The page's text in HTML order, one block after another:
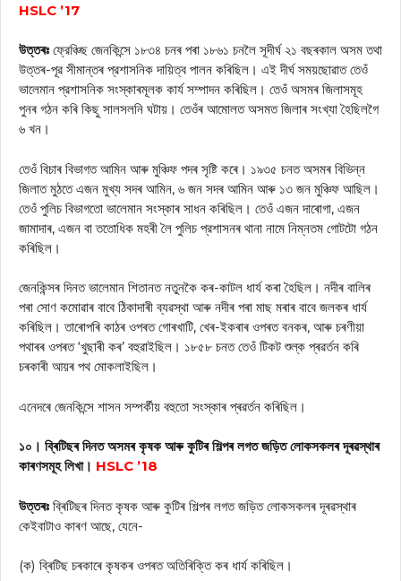
HSLC ’17
উত্তৰঃ ফ্রেঞ্চিছ জেনকিন্সে ১৮৩৪ চনৰ পৰা ১৮৬১ চনলৈ সূদীর্ঘ ২১ বছৰকাল অসম তথা
উত্তৰ-পূৱ সীমান্তৰ প্রশাসনিক দায়িত্ব পালন কৰিছিল। এই দীর্ঘ সময়ছোৱাত তেওঁ
ভালেমান প্রশাসনিক সংস্কাৰমূলক কার্য সম্পাদন কৰিছিল। তেওঁ অসমৰ জিলাসমূহ
পুনৰ গঠন কৰি কিছু সালসলনি ঘটায়। তেওঁৰ আমোলত অসমত জিলাৰ সংখ্যা হৈছিলগৈ
৬ খন।
তেওঁ বিচাৰ বিভাগত আমিন আৰু মুঞ্চিফ পদৰ সৃষ্টি কৰে। ১৯৩৫ চনত অসমৰ বিভিন্ন
জিলাত মুঠতে এজন মুখ্য সদৰ আমিন, ৬ জন সদৰ আমিন আৰু ১৩ জন মুঞ্চিফ আছিল।
তেওঁ পুলিচ বিভাগতো ভালেমান সংস্কাৰ সাধন কৰিছিল। তেওঁ এজন দাৰোগা, এজন
জামাদাৰ, এজন বা ততোধিক মহৰী লৈ পুলিচ প্রশাসনৰ থানা নামে নিম্নতম গোটটো গঠন
কৰিছিল।
জেনকিন্সৰ দিনত ভালেমান শিতানত নতুনকৈ কৰ-কাটল ধাৰ্য কৰা হৈছিল। নদীৰ বালিৰ
পৰা সোণ কমোৱাৰ বাবে ঠিকাদাৰী ব্যৱস্থা আৰু নদীৰ পৰা মাছ মৰাৰ বাবে জলকৰ ধাৰ্য
কৰিছিল। তাৰোপৰি কাঠৰ ওপৰত গোৰখাটি, খেৰ-ইকৰাৰ ওপৰত বনকৰ, আৰু চৰণীয়া
পথাৰৰ ওপৰত ‘খুছাৰী কৰ’ বহুৱাইছিল। ১৮৫৮ চনত তেওঁ টিকট শুল্ক প্ৰৱৰ্তন কৰি
চৰকাৰী আয়ৰ পথ মোকলাইছিল।
এনেদৰে জেনকিন্সে শাসন সম্পর্কীয় বহুতো সংস্কাৰ প্ৰৱৰ্তন কৰিছিল।
১০। ব্ৰিটিছৰ দিনত অসমৰ কৃষক আৰু কুটিৰ শিল্পৰ লগত জড়িত লোকসকলৰ দূৰৱস্থাৰ
কাৰণসমূহ লিখা। HSLC ’18
উত্তৰঃ ব্ৰিটিছৰ দিনত কৃষক আৰু কুটিৰ শিল্পৰ লগত জড়িত লোকসকলৰ দূৰৱস্থাৰ
কেইবাটাও কাৰণ আছে, যেনে-
(ক) ব্ৰিটিছ চৰকাৰে কৃষকৰ ওপৰত অতিৰিক্তি কৰ ধাৰ্য কৰিছিল।